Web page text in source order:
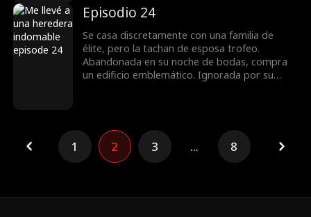
domina la junta y la pista de carreras. Al
revelarse secretos, todos ven que no es una
cazafortunas, sino una reina que busca
venganza.
Episodio 24
Se casa discretamente con una familia de
élite, pero la tachan de esposa trofeo.
Abandonada en su noche de bodas, compra
un edificio emblemático. Ignorada por su
revelarse secretos, todos ven que no es una
cazafortunas, sino una reina que busca
venganza.
1 2 3 ... 8